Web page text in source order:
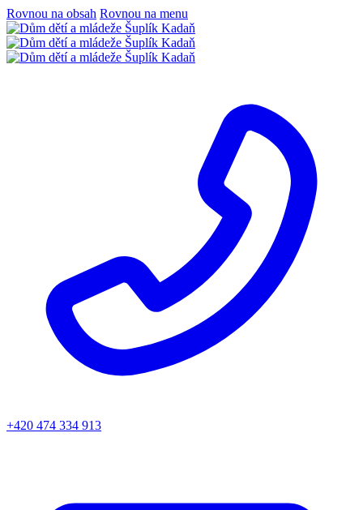
Rovnou na obsah Rovnou na menu
+420 474 334 913